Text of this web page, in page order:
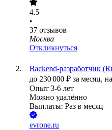
4.5
•
37 отзывов
Москва
Откликнуться
Backend-разработчик
до 230 000 ₽ за месяц,
Опыт 3-6 лет
Можно удалённо
Выплаты: Раз в месяц
evrone.ru